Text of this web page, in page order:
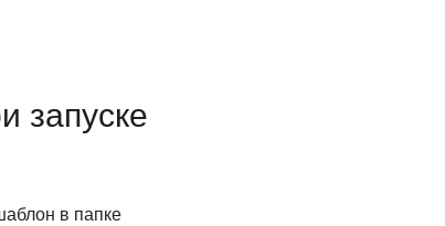
запуске
в папке